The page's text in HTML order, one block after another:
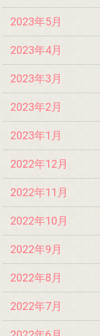
2023年5月
2023年4月
2023年3月
2023年2月
2023年1月
2022年12月
2022年11月
2022年10月
2022年9月
2022年8月
2022年7月